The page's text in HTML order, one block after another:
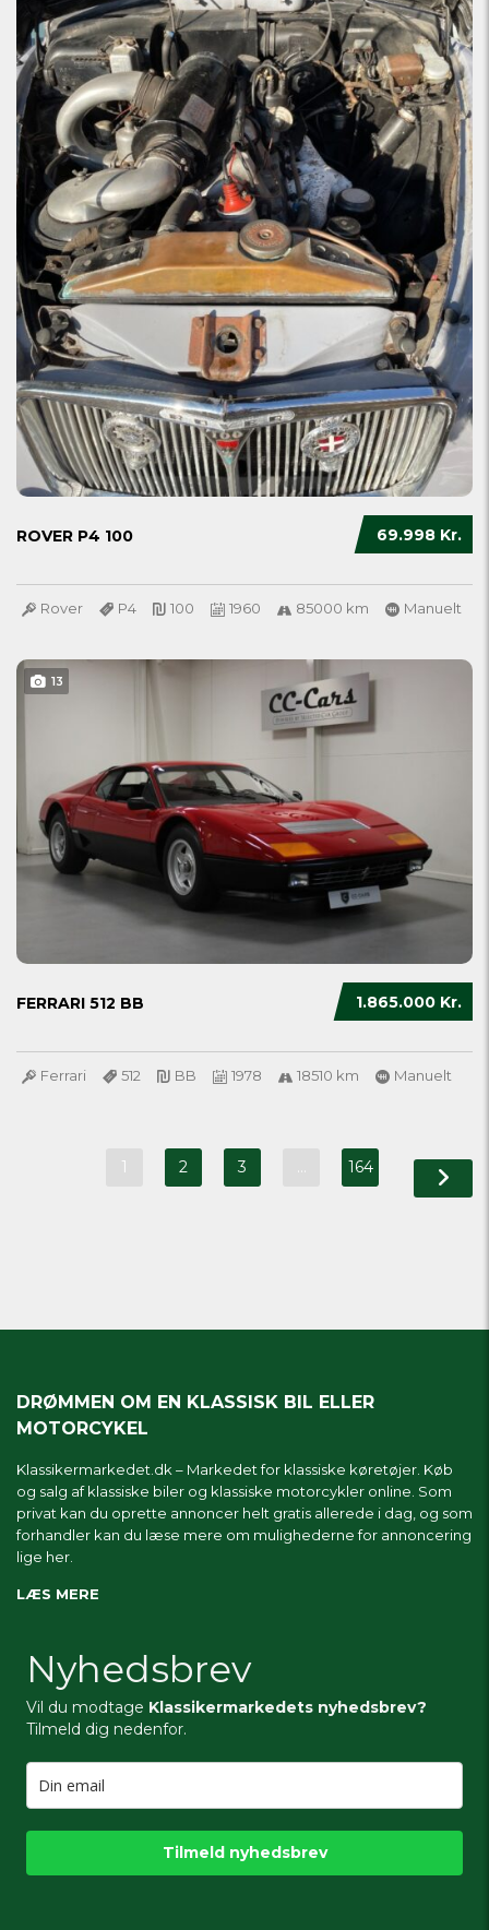
69.998 Kr.
ROVER P4 100
Rover P4 100 1960 85000 km Manuelt
13
1.865.000 Kr.
FERRARI 512 BB
Ferrari 512 BB 1978 18510 km Manuelt
1 2 3 … 164
DRØMMEN OM EN KLASSISK BIL ELLER
MOTORCYKEL
Klassikermarkedet.dk – Markedet for klassiske køretøjer. Køb
og salg af klassiske biler og klassiske motorcykler online. Som
privat kan du oprette annoncer helt gratis allerede i dag, og som
forhandler kan du læse mere om mulighederne for annoncering
lige her.
LÆS MERE
Nyhedsbrev
Vil du modtage Klassikermarkedets nyhedsbrev?
Tilmeld dig nedenfor.
Tilmeld nyhedsbrev